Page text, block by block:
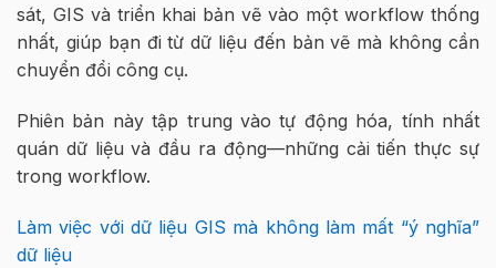
sát, GIS và triển khai bản vẽ vào một workflow thống
nhất, giúp bạn đi từ dữ liệu đến bản vẽ mà không cần
chuyển đổi công cụ.
Phiên bản này tập trung vào tự động hóa, tính nhất
quán dữ liệu và đầu ra động—những cải tiến thực sự
trong workflow.
Làm việc với dữ liệu GIS mà không làm mất “ý nghĩa”
dữ liệu